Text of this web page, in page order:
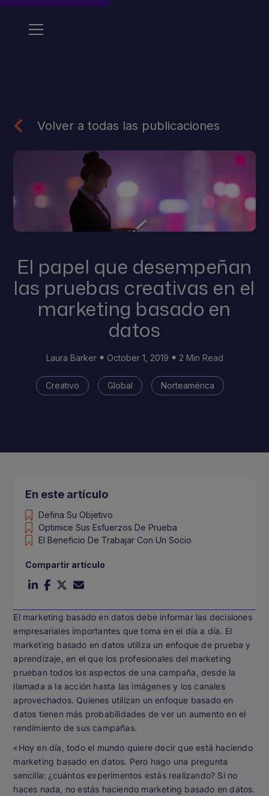
Volver a todas las publicaciones
El papel que desempeñan
las pruebas creativas en el
marketing basado en
datos
Laura Barker October 1, 2019 2 Min Read
Creativo Global Norteamérica
El marketing basado en datos debe informar las decisiones
empresariales importantes que toma en el día a día. El
marketing basado en datos utiliza un enfoque de prueba y
aprendizaje, en el que los profesionales del marketing
prueban todos los aspectos de una campaña, desde la
llamada a la acción hasta las imágenes y los canales
aprovechados. Quienes utilizan un enfoque basado en
datos tienen más probabilidades de ver un aumento en el
rendimiento de sus campañas.
«Hoy en día, todo el mundo quiere decir que está haciendo
marketing basado en datos. Pero hago una pregunta
sencilla: ¿cuántos experimentos estás realizando? Si no
haces nada, no estás haciendo marketing basado en datos.
En este artículo
Defina Su Objetivo
Optimice Sus Esfuerzos De Prueba
El Beneficio De Trabajar Con Un Socio
Compartir artículo